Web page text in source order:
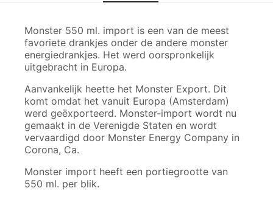
Monster 550 ml. import is een van de meest
favoriete drankjes onder de andere monster
energiedrankjes. Het werd oorspronkelijk
uitgebracht in Europa.
Aanvankelijk heette het Monster Export. Dit
komt omdat het vanuit Europa (Amsterdam)
werd geëxporteerd. Monster-import wordt nu
gemaakt in de Verenigde Staten en wordt
vervaardigd door Monster Energy Company in
Corona, Ca.
Monster import heeft een portiegrootte van
550 ml. per blik.